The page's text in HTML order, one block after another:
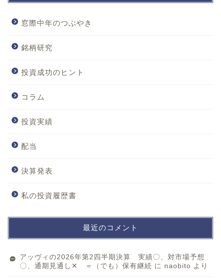
窓際中年のつぶやき
銘柄研究
投資成功のヒント
コラム
投資実績
配当
決算発表
私の投資履歴書
最近のコメント
アッヴィの2026年第2四半期決算 実績〇、対市場予想
〇、通期見通し✕ ＝（でも）保有継続 に naobito より